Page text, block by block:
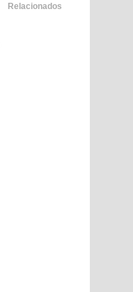
Relacionados